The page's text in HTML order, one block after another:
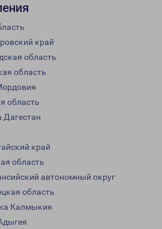
край
область
область
область
Дагестан
край
область
автономный округ
область
Калмыкия